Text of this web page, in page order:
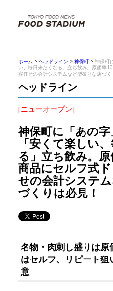
ホーム > ヘッドライン > 神保町> 神保町
い、毎日来たくなる」立ち飲み。原価率
客任せの会計システムなど型破りな店づく
ヘッドライン
[ニューオープン]
神保町に「あの字
「安くて楽しい
る」立ち飲み。
商品にセルフ式
せの会計システ
づくりは必見！
名物・肉刺し盛りは原
はセルフ、リピート
意